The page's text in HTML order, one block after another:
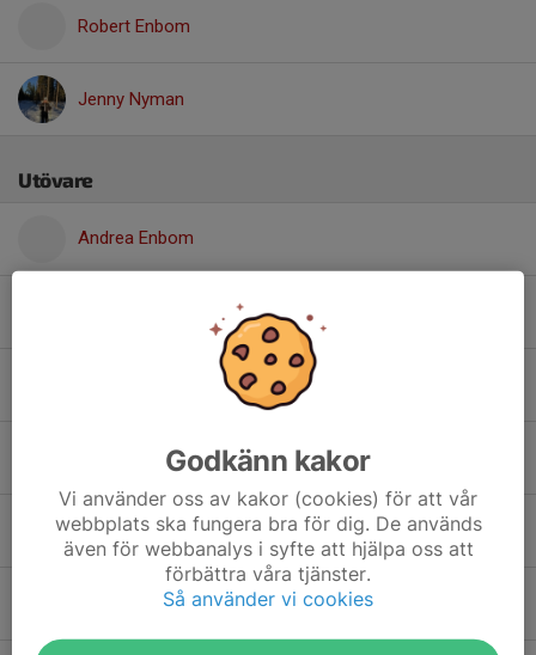
Robert Enbom
Jenny Nyman
Utövare
Andrea Enbom
Elvira Åhlund
Gabriel Hogedal
Ida Andersson
Godkänn kakor
Vi använder oss av kakor (cookies) för att vår
webbplats ska fungera bra för dig. De används
även för webbanalys i syfte att hjälpa oss att
förbättra våra tjänster.
Så använder vi cookies